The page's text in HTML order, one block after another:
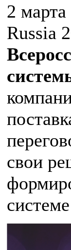
2
Russia
свои